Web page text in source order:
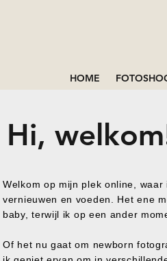
HOME
Hi,
Welkom op mijn plek online,
vernieuwen en voeden. Het ene
baby, terwijl ik op een ander
Of het nu gaat om newborn